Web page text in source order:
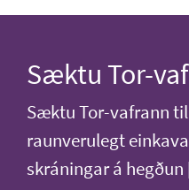
Sæktu Tor-
Sæktu Tor-vafrann
raunverulegt
skráningar á